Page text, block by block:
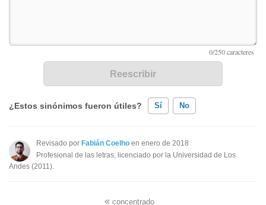
¿Estos sinónimos fueron útiles? Sí No
Existen sinónimos incorrectos
Ninguno de los sinónimos presentados me ayudó
Revisado por Fabián Coelho en enero de 2018
Profesional de las letras, licenciado por la Universidad de Los
Andes (2011).
« concentrado